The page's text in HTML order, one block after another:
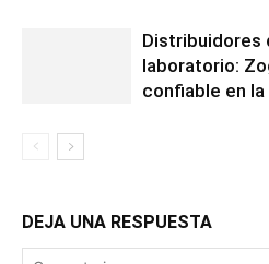
Distribuidores
laboratorio:
confiable en
DEJA UNA RESPUESTA